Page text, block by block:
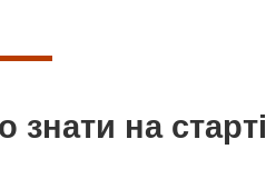
знати на старті